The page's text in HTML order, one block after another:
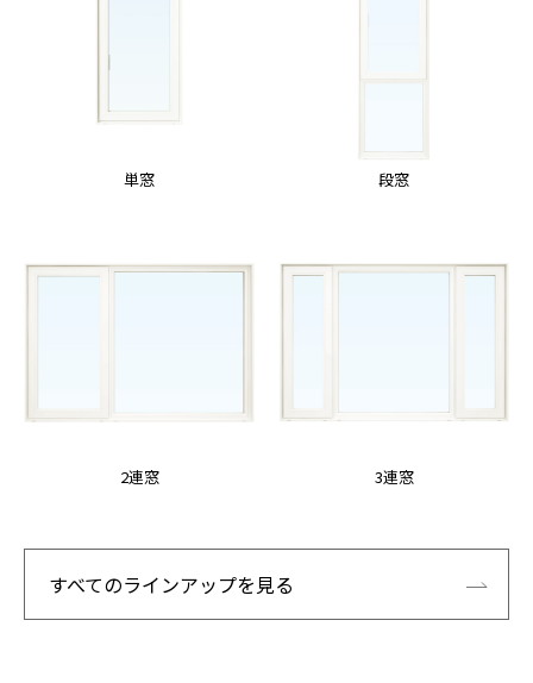
単窓 段窓
2連窓 3連窓
すべてのラインアップを見る